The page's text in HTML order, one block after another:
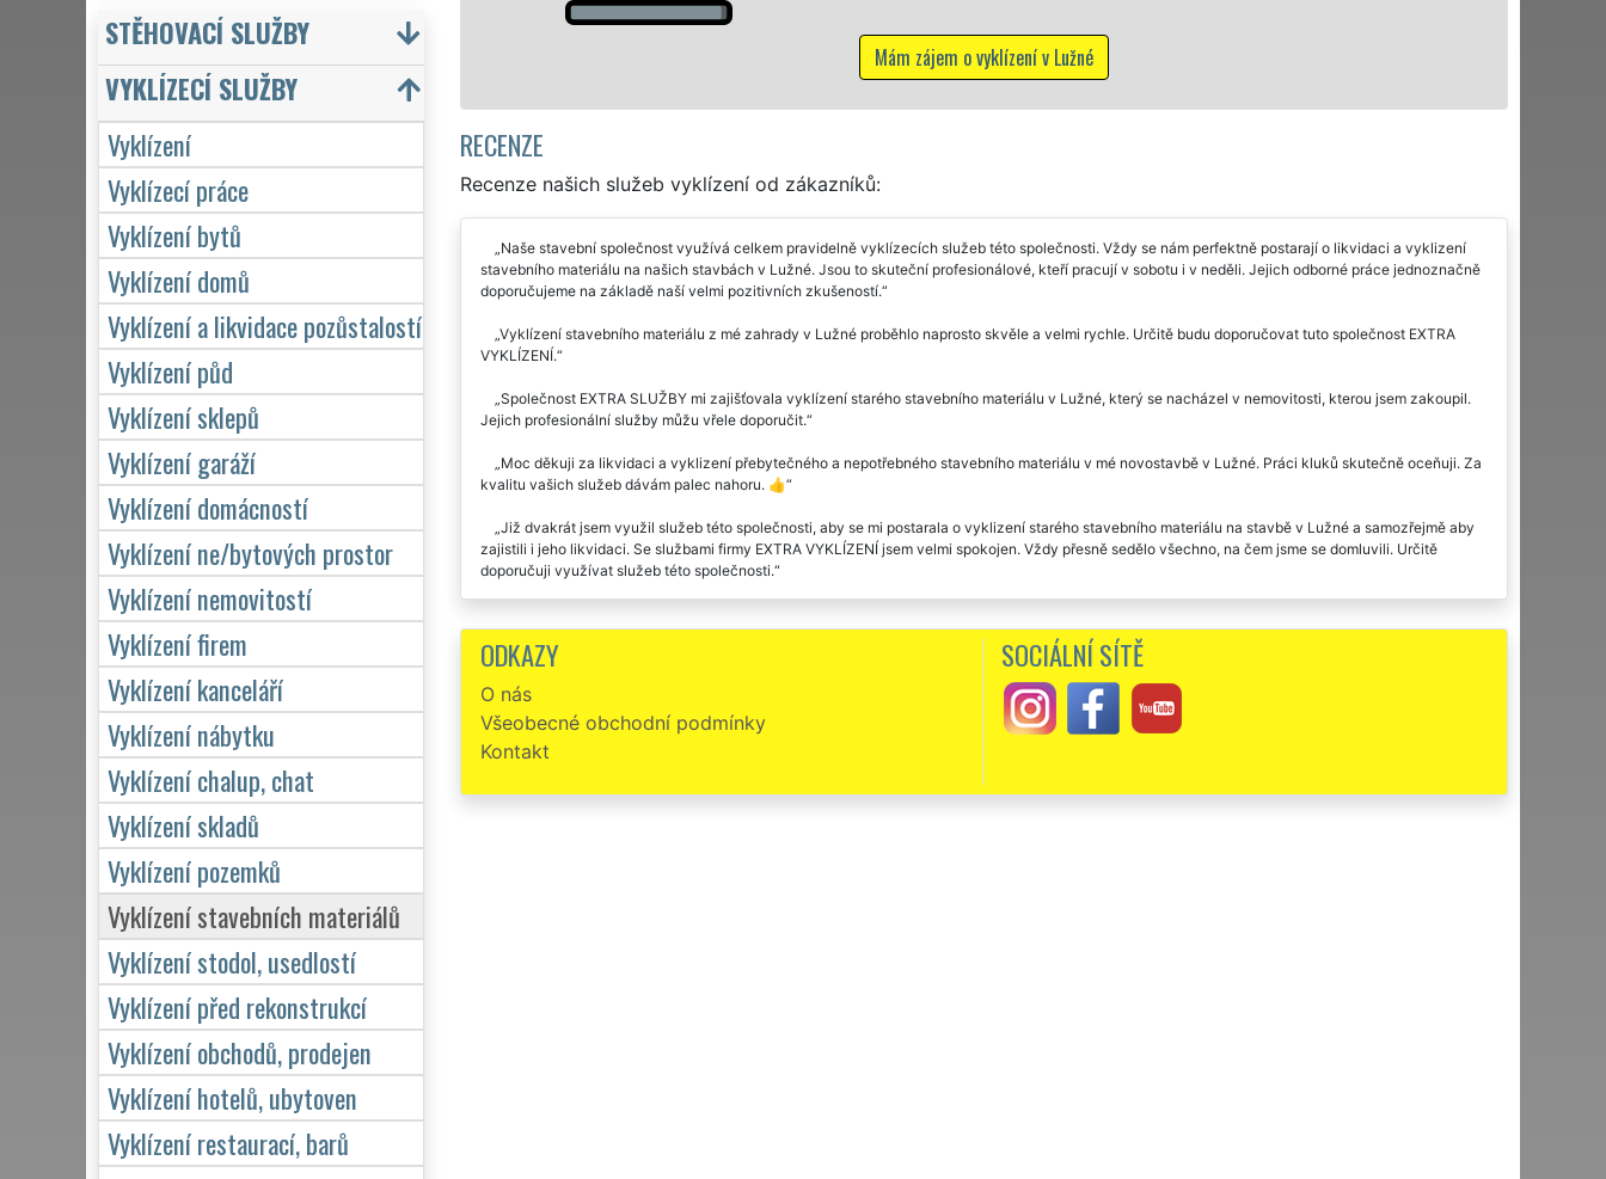
RECENZE
Recenze našich služeb vyklízení od zákazníků:
Naše stavební společnost využívá celkem pravidelně vyklízecích služeb této společnosti. Vždy se nám perfektně postarají o likvidaci a vyklizení
stavebního materiálu na našich stavbách v Lužné. Jsou to skuteční profesionálové, kteří pracují v sobotu i v neděli. Jejich odborné práce jednoznačně
doporučujeme na základě naší velmi pozitivních zkušeností.
Vyklízení stavebního materiálu z mé zahrady v Lužné proběhlo naprosto skvěle a velmi rychle. Určitě budu doporučovat tuto společnost EXTRA
VYKLÍZENÍ.
Společnost EXTRA SLUŽBY mi zajišťovala vyklízení starého stavebního materiálu v Lužné, který se nacházel v nemovitosti, kterou jsem zakoupil.
Jejich profesionální služby můžu vřele doporučit.
Moc děkuji za likvidaci a vyklizení přebytečného a nepotřebného stavebního materiálu v mé novostavbě v Lužné. Práci kluků skutečně oceňuji. Za
kvalitu vašich služeb dávám palec nahoru. 👍
Již dvakrát jsem využil služeb této společnosti, aby se mi postarala o vyklizení starého stavebního materiálu na stavbě v Lužné a samozřejmě aby
zajistili i jeho likvidaci. Se službami firmy EXTRA VYKLÍZENÍ jsem velmi spokojen. Vždy přesně sedělo všechno, na čem jsme se domluvili. Určitě
doporučuji využívat služeb této společnosti.
ODKAZY
O nás
Všeobecné obchodní podmínky
Kontakt
SOCIÁLNÍ SÍTĚ
STĚHOVACÍ SLUŽBY
VYKLÍZECÍ SLUŽBY
Vyklízení
Vyklízecí práce
Vyklízení bytů
Vyklízení domů
Vyklízení a likvidace pozůstalostí
Vyklízení půd
Vyklízení sklepů
Vyklízení garáží
Vyklízení domácností
Vyklízení ne/bytových prostor
Vyklízení nemovitostí
Vyklízení firem
Vyklízení kanceláří
Vyklízení nábytku
Vyklízení chalup, chat
Vyklízení skladů
Vyklízení pozemků
Vyklízení stavebních materiálů
Vyklízení stodol, usedlostí
Vyklízení před rekonstrukcí
Vyklízení obchodů, prodejen
Vyklízení hotelů, ubytoven
Vyklízení restaurací, barů